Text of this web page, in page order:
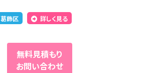
葛飾区 詳しく見る
無料見積もり
お問い合わせ